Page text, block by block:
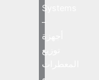
Systems
–
أجهزة
توزيع
المعطرات